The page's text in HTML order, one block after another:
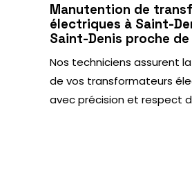
Manutention de
électriques à Saint-
Saint-Denis proche de
Nos techniciens assurent
de vos transformateurs
avec précision et respect